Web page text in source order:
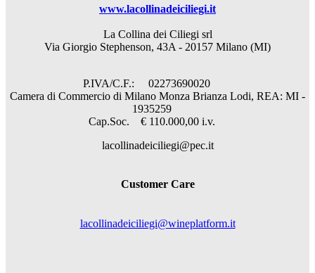
www.lacollinadeiciliegi.it
La Collina dei Ciliegi srl
Via Giorgio Stephenson, 43A - 20157 Milano (MI)
P.IVA/C.F.: 02273690020
Camera di Commercio di Milano Monza Brianza Lodi, REA: MI -
1935259
Cap.Soc. € 110.000,00 i.v.
lacollinadeiciliegi@pec.it
Customer Care
lacollinadeiciliegi@wineplatform.it